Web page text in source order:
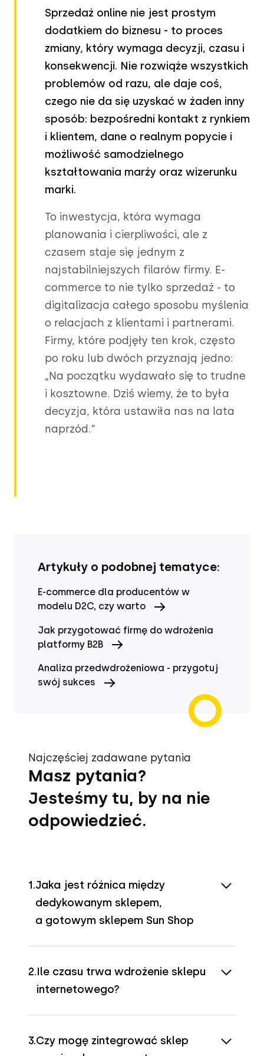
Sprzedaż online nie jest prostym
dodatkiem do biznesu - to proces
zmiany, który wymaga decyzji, czasu i
konsekwencji. Nie rozwiąże wszystkich
problemów od razu, ale daje coś,
czego nie da się uzyskać w żaden inny
sposób: bezpośredni kontakt z rynkiem
i klientem, dane o realnym popycie i
możliwość samodzielnego
kształtowania marży oraz wizerunku
marki.
To inwestycja, która wymaga
planowania i cierpliwości, ale z
czasem staje się jednym z
najstabilniejszych filarów firmy. E-
commerce to nie tylko sprzedaż - to
digitalizacja całego sposobu myślenia
o relacjach z klientami i partnerami.
Firmy, które podjęły ten krok, często
po roku lub dwóch przyznają jedno:
„Na początku wydawało się to trudne
i kosztowne. Dziś wiemy, że to była
decyzja, która ustawiła nas na lata
naprzód.”
Artykuły o podobnej tematyce:
E-commerce dla producentów w
modelu D2C, czy warto
Jak przygotować firmę do wdrożenia
platformy B2B
Analiza przedwdrożeniowa - przygotuj
swój sukces
Najczęściej zadawane pytania
Masz pytania?
Jesteśmy tu, by na nie
odpowiedzieć.
1.Jaka jest różnica między
dedykowanym sklepem,
a gotowym sklepem Sun Shop
customizowany i dostosowany do
specyficznych potrzeb
wdrożeniu, oparte na gotowych
2.Ile czasu trwa wdrożenie sklepu
internetowego?
sklepu i złożoności projektu.
3.Czy mogę zintegrować sklep